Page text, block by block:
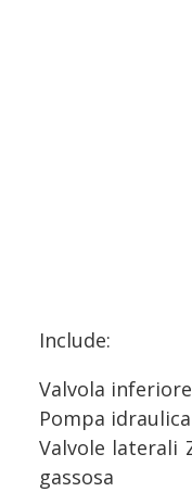
Include:
Valvola inferiore
Pompa idraulica
Valvole laterali
gassosa